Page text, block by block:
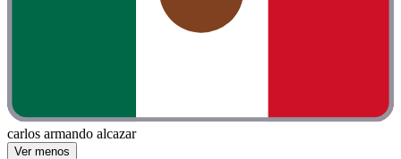
carlos armando alcazar
Ver menos